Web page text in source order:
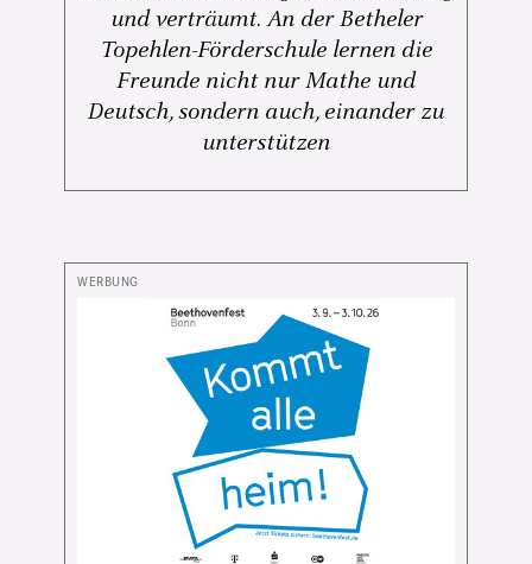
und verträumt. An der Betheler
Topehlen-Förderschule lernen die
Freunde nicht nur Mathe und
Deutsch, sondern auch, einander zu
unterstützen